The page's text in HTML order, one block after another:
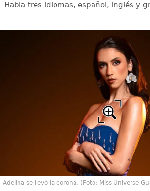
Habla tres idiomas, español, inglés y
Adelina se llevó la corona. (Foto: Miss Universe